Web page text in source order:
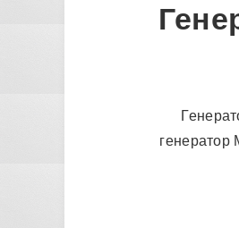
генератор